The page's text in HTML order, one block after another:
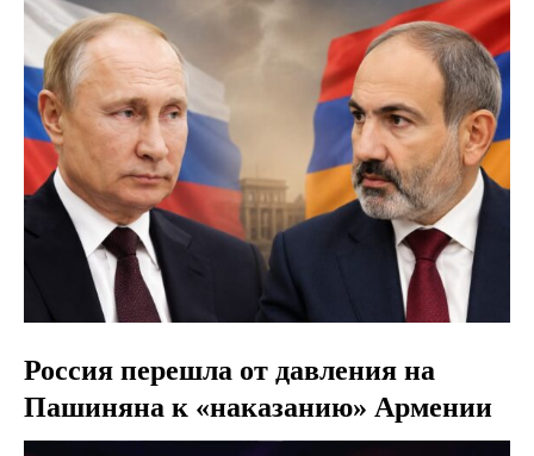
Россия перешла от давления на
Пашиняна к «наказанию» Армении